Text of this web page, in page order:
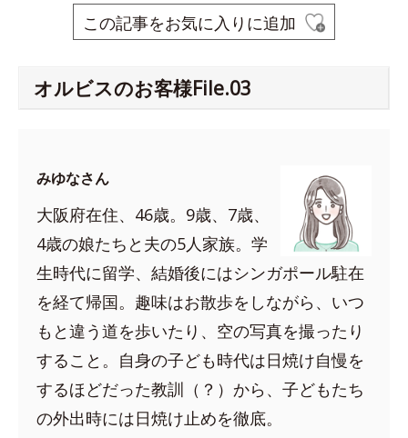
この記事をお気に入りに追加
オルビスのお客様File.03
みゆなさん
大阪府在住、46歳。9歳、7歳、
4歳の娘たちと夫の5人家族。学
生時代に留学、結婚後にはシンガポール駐在
を経て帰国。趣味はお散歩をしながら、いつ
もと違う道を歩いたり、空の写真を撮ったり
すること。自身の子ども時代は日焼け自慢を
するほどだった教訓（？）から、子どもたち
の外出時には日焼け止めを徹底。